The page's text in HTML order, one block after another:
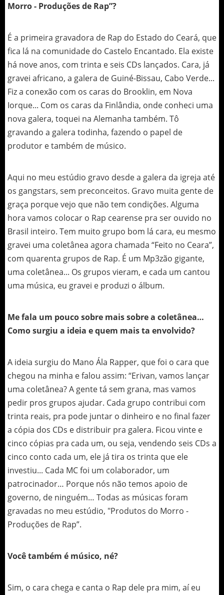
Morro - Produções de Rap”?
É a primeira gravadora de Rap do Estado do Ceará, que
fica lá na comunidade do Castelo Encantado. Ela existe
há nove anos, com trinta e seis CDs lançados. Cara, já
gravei africano, a galera de Guiné-Bissau, Cabo Verde...
Fiz a conexão com os caras do Brooklin, em Nova
Iorque... Com os caras da Finlândia, onde conheci uma
nova galera, toquei na Alemanha também. Tô
gravando a galera todinha, fazendo o papel de
produtor e também de músico.
Aqui no meu estúdio gravo desde a galera da igreja até
os gangstars, sem preconceitos. Gravo muita gente de
graça porque vejo que não tem condições. Alguma
hora vamos colocar o Rap cearense pra ser ouvido no
Brasil inteiro. Tem muito grupo bom lá cara, eu mesmo
gravei uma coletânea agora chamada “Feito no Ceara”,
com quarenta grupos de Rap. É um Mp3zão gigante,
uma coletânea... Os grupos vieram, e cada um cantou
uma música, eu gravei e produzi o álbum.
Me fala um pouco sobre mais sobre a coletânea…
Como surgiu a ideia e quem mais ta envolvido?
A ideia surgiu do Mano Ála Rapper, que foi o cara que
chegou na minha e falou assim: “Erivan, vamos lançar
uma coletânea? A gente tá sem grana, mas vamos
pedir pros grupos ajudar. Cada grupo contribui com
trinta reais, pra pode juntar o dinheiro e no final fazer
a cópia dos CDs e distribuir pra galera. Ficou vinte e
cinco cópias pra cada um, ou seja, vendendo seis CDs a
cinco conto cada um, ele já tira os trinta que ele
investiu... Cada MC foi um colaborador, um
patrocinador… Porque nós não temos apoio de
governo, de ninguém… Todas as músicas foram
gravadas no meu estúdio, "Produtos do Morro -
Produções de Rap”.
Você também é músico, né?
Sim, o cara chega e canta o Rap dele pra mim, aí eu